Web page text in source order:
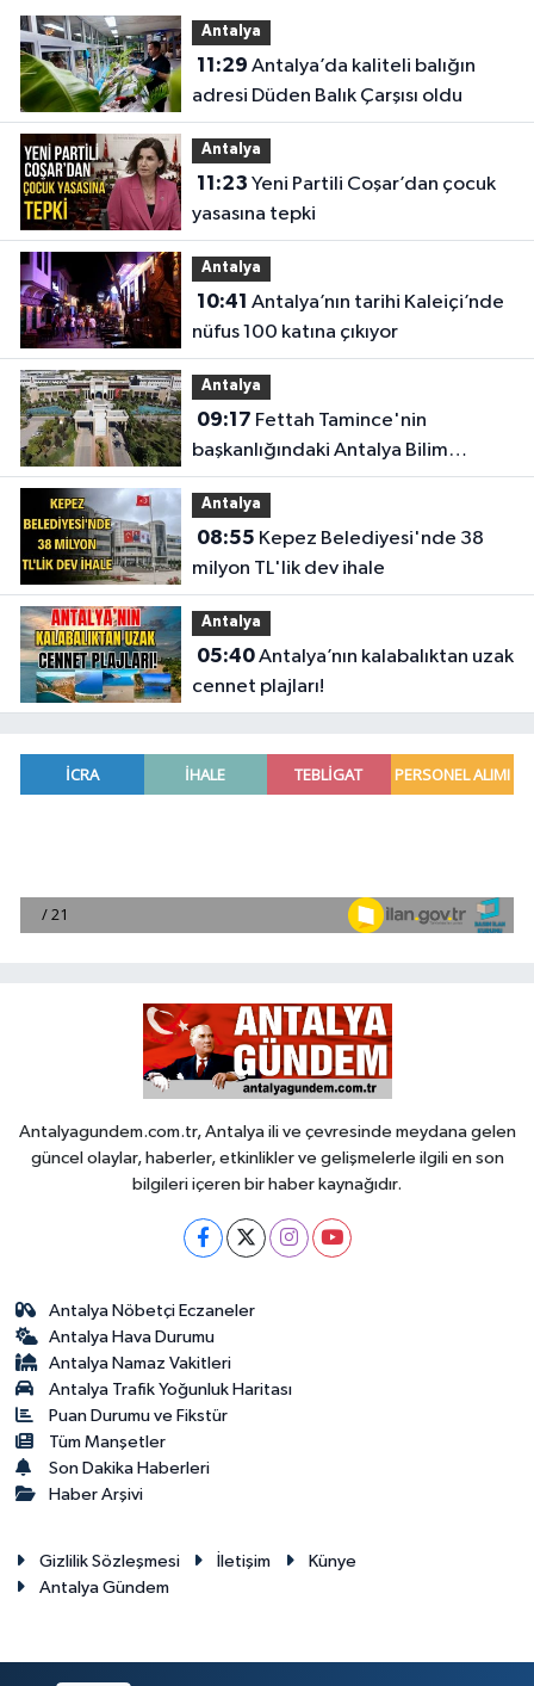
Antalya
11:29
adresi Düden Balık Çarşısı oldu
Antalya
11:23
yasasına tepki
Antalya
10:41
nüfus 100 katına çıkıyor
Antalya
09:17
başkanlığındaki Antalya Bilim
Üniversitesi'nde düzen değişti
Antalya
08:55
milyon TL'lik dev ihale
Antalya
05:40Antalya’nın kalabalıktan uzak
cennet plajları!
Antalyagundem.com.tr, Antalya ili ve çevresinde meydana gelen
güncel olaylar, haberler, etkinlikler ve gelişmelerle ilgili en son
bilgileri içeren bir haber kaynağıdır.
Antalya Nöbetçi Eczaneler
Antalya Hava Durumu
Antalya Namaz Vakitleri
Antalya Trafik Yoğunluk Haritası
Puan Durumu ve Fikstür
Tüm Manşetler
Son Dakika Haberleri
Haber Arşivi
Gizlilik Sözleşmesi İletişim
Künye
Antalya Gündem